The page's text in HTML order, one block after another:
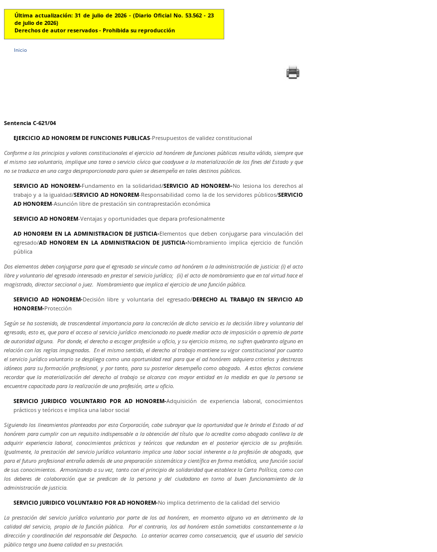
Última actualización: 31 de julio de 2026 - (Diario Oficial No. 53.562 - 23
de julio de 2026)
Derechos de autor reservados - Prohibida su reproducción
Inicio
Sentencia C-621/04
EJERCICIO AD HONOREM DE FUNCIONES PUBLICAS-Presupuestos de validez constitucional
Conforme a los principios y valores constitucionales el ejercicio ad honórem de funciones públicas resulta válido, siempre que
el mismo sea voluntario, implique una tarea o servicio cívico que coadyuve a la materialización de los fines del Estado y que
no se traduzca en una carga desproporcionada para quien se desempeña en tales destinos públicos.
SERVICIO AD HONOREM-Fundamento en la solidaridad/SERVICIO AD HONOREM–No lesiona los derechos al
trabajo y a la igualdad/SERVICIO AD HONOREM-Responsabilidad como la de los servidores públicos/SERVICIO
AD HONOREM-Asunción libre de prestación sin contraprestación económica
SERVICIO AD HONOREM-Ventajas y oportunidades que depara profesionalmente
AD HONOREM EN LA ADMINISTRACION DE JUSTICIA-Elementos que deben conjugarse para vinculación del
egresado/AD HONOREM EN LA ADMINISTRACION DE JUSTICIA-Nombramiento implica ejercicio de función
pública
Dos elementos deben conjugarse para que el egresado se vincule como ad honórem a la administración de justicia: (i) el acto
libre y voluntario del egresado interesado en prestar el servicio jurídico; (ii) el acto de nombramiento que en tal virtud hace el
magistrado, director seccional o juez. Nombramiento que implica el ejercicio de una función pública.
SERVICIO AD HONOREM-Decisión libre y voluntaria del egresado/DERECHO AL TRABAJO EN SERVICIO AD
HONOREM-Protección
Según se ha sostenido, de trascendental importancia para la concreción de dicho servicio es la decisión libre y voluntaria del
egresado, esto es, que para el acceso al servicio jurídico mencionado no puede mediar acto de imposición o apremio de parte
de autoridad alguna. Por donde, el derecho a escoger profesión u oficio, y su ejercicio mismo, no sufren quebranto alguno en
relación con las reglas impugnadas. En el mismo sentido, el derecho al trabajo mantiene su vigor constitucional por cuanto
el servicio jurídico voluntario se despliega como una oportunidad real para que el ad honórem adquiera criterios y destrezas
idóneos para su formación profesional, y por tanto, para su posterior desempeño como abogado. A estos efectos conviene
recordar que la materialización del derecho al trabajo se alcanza con mayor entidad en la medida en que la persona se
encuentre capacitada para la realización de una profesión, arte u oficio.
SERVICIO JURIDICO VOLUNTARIO POR AD HONOREM-Adquisición de experiencia laboral, conocimientos
prácticos y teóricos e implica una labor social
Siguiendo los lineamientos planteados por esta Corporación, cabe subrayar que la oportunidad que le brinda el Estado al ad
honórem para cumplir con un requisito indispensable a la obtención del título que lo acredite como abogado conlleva la de
adquirir experiencia laboral, conocimientos prácticos y teóricos que redundan en el posterior ejercicio de su profesión.
Igualmente, la prestación del servicio jurídico voluntario implica una labor social inherente a la profesión de abogado, que
para el futuro profesional entraña además de una preparación sistemática y científica en forma metódica, una función social
de sus conocimientos. Armonizando a su vez, tanto con el principio de solidaridad que establece la Carta Política, como con
los deberes de colaboración que se predican de la persona y del ciudadano en torno al buen funcionamiento de la
administración de justicia.
SERVICIO JURIDICO VOLUNTARIO POR AD HONOREM-No implica detrimento de la calidad del servicio
La prestación del servicio jurídico voluntario por parte de los ad honórem, en momento alguno va en detrimento de la
calidad del servicio, propio de la función pública. Por el contrario, los ad honórem están sometidos constantemente a la
dirección y coordinación del responsable del Despacho. Lo anterior acarrea como consecuencia, que el usuario del servicio
público tenga una buena calidad en su prestación.